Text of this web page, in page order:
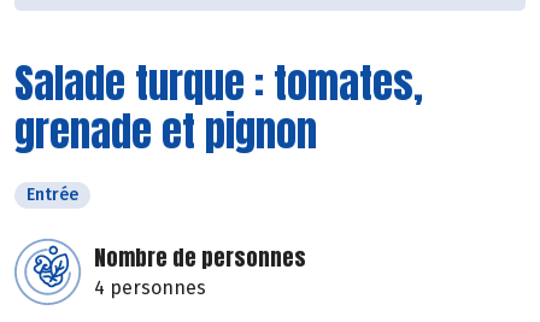
Salade turque : tomates,
grenade et pignon
Entrée
Nombre de personnes
4 personnes